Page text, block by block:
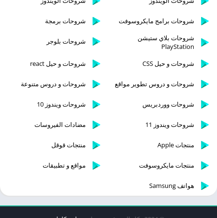
شروحات برامج مايكروسوفت
شروحات برمجة
شروحات بلاي ستيشن
PlayStation
شروحات بلوجر
شروحات و حيل CSS شروحات و حيل react
شروحات و دروس تطوير مواقع شروحات و دروس متنوعة
شروحات ووردبريس شروحات ويندوز 10
شروحات ويندوز 11 مضادات الفيروسات
منتجات Apple منتجات قوقل
منتجات مايكروسوفت مواقع و تطبيقات
هواتف Samsung